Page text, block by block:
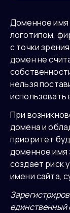
Доменное имя
логотипом,
с точки
домен не
нельзя
использовать
При
домена и
приоритет
доменное имя
создает риск
имени сайта,
единственный